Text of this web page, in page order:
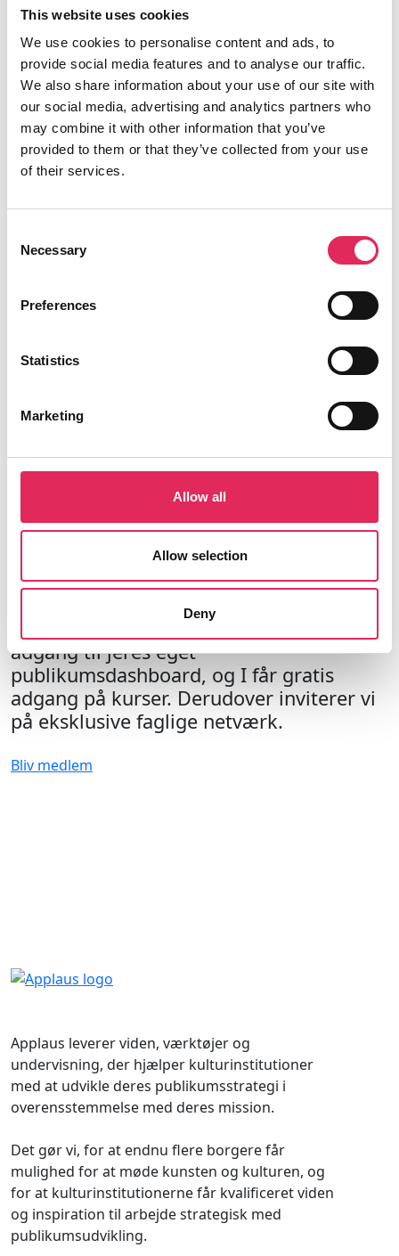
This website uses cookies
We use cookies to personalise content and ads, to
provide social media features and to analyse our traffic.
We also share information about your use of our site with
our social media, advertising and analytics partners who
may combine it with other information that you’ve
provided to them or that they’ve collected from your use
of their services.
Selection
Necessary
Preferences
Statistics
Marketing
Allow all
Allow selection
Deny
undervisningstilbud og individuelle
kernepublikum.
Læs mere og få abonnement
Læs flere nyheder
Bliv medlem af Applaus og kom med i det
faglige fællesskab. Din institution får
adgang til jeres eget
publikumsdashboard, og I får gratis
adgang på kurser. Derudover inviterer vi
på eksklusive faglige netværk.
Bliv medlem
Applaus leverer viden, værktøjer og
undervisning, der hjælper kulturinstitutioner
med at udvikle deres publikumsstrategi i
overensstemmelse med deres mission.
Det gør vi, for at endnu flere borgere får
mulighed for at møde kunsten og kulturen, og
for at kulturinstitutionerne får kvalificeret viden
og inspiration til arbejde strategisk med
publikumsudvikling.